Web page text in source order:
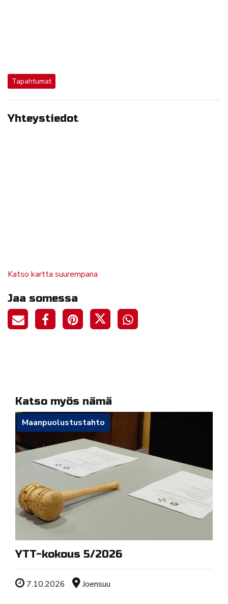
Tapahtumat
Yhteystiedot
Katso kartta suurempana
Jaa somessa
Katso myös nämä
Maanpuolustustahto
YTT-kokous 5/2026
Tapahtuman ajankohta
7.10.2026 Sijainti
Joensuu